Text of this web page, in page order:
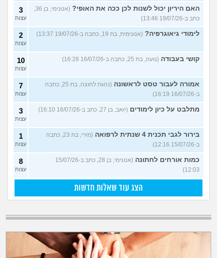
האם היריון יכול לשנות לכן ככה את האופי?
(אנונימי, בן 36,
כתב ב-19/07/26 13:46)
3
עצות
לימודי גיאוגרפיה? (אנונימית, בת 19, כתבה ב-19/07/26 13:37) 2
עצות
קושי בעבודה (נועה, בת 25, כתבה ב-16/07/26 16:28) 10
עצות
אמורה לעבור טסט לראשונה
(נהגת לחוצה, בת 25, כתבה
ב-16/07/26 16:19)
7
עצות
מתלבט על כיון לימודים (יואב, בן 27, כתב ב-16/07/26 16:10) 3
עצות
בירור לגבי תכנית 4 שנתית לרפואה
(מירי, בת 23, כתבה
ב-15/07/26 12:16)
1
עצות
כמות אורחים לחתונה
(אנונימי, בן 28, כתב ב-15/07/26
12:03)
8
עצות
הצג עוד שאלות חדשות